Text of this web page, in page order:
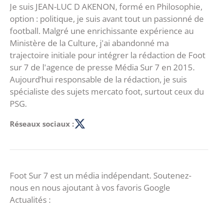
Je suis JEAN-LUC D AKENON, formé en Philosophie,
option : politique, je suis avant tout un passionné de
football. Malgré une enrichissante expérience au
Ministère de la Culture, j'ai abandonné ma
trajectoire initiale pour intégrer la rédaction de Foot
sur 7 de l'agence de presse Média Sur 7 en 2015.
Aujourd’hui responsable de la rédaction, je suis
spécialiste des sujets mercato foot, surtout ceux du
PSG.
Réseaux sociaux :
Foot Sur 7 est un média indépendant. Soutenez-
nous en nous ajoutant à vos favoris Google
Actualités :